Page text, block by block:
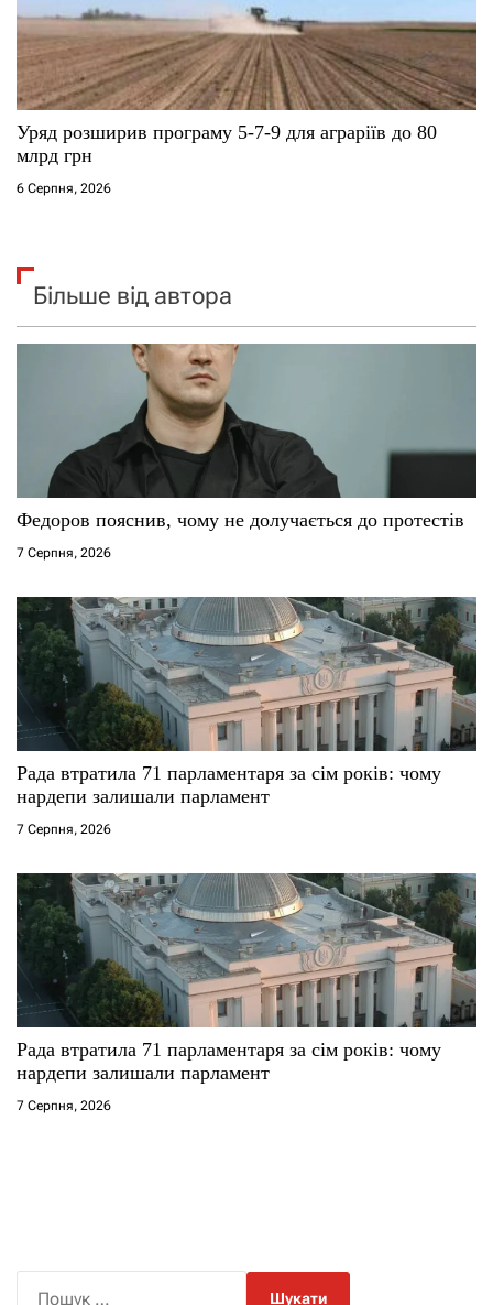
Уряд розширив програму 5-7-9 для аграріїв до 80
млрд грн
6 Серпня, 2026
Більше від автора
Федоров пояснив, чому не долучається до протестів
7 Серпня, 2026
Рада втратила 71 парламентаря за сім років: чому
нардепи залишали парламент
7 Серпня, 2026
Рада втратила 71 парламентаря за сім років: чому
нардепи залишали парламент
7 Серпня, 2026